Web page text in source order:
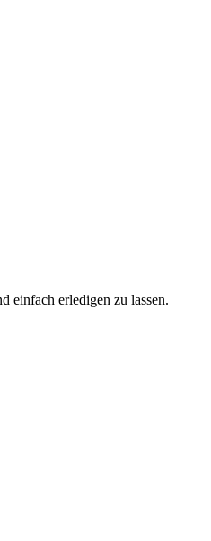
einfach erledigen zu lassen.